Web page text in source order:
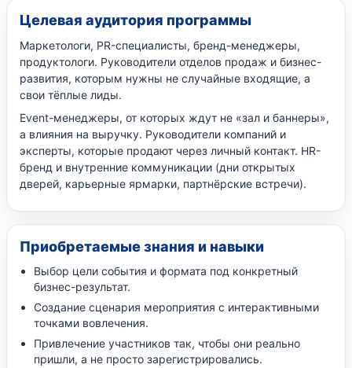
Целевая аудитория программы
Маркетологи, PR-специалисты, бренд-менеджеры,
продуктологи. Руководители отделов продаж и бизнес-
развития, которым нужны не случайные входящие, а
свои тёплые лиды.
Event-менеджеры, от которых ждут не «зал и баннеры»,
а влияния на выручку. Руководители компаний и
эксперты, которые продают через личный контакт. HR-
бренд и внутренние коммуникации (дни открытых
дверей, карьерные ярмарки, партнёрские встречи).
Приобретаемые знания и навыки
Выбор цели события и формата под конкретный
бизнес-результат.
Создание сценария мероприятия с интерактивными
точками вовлечения.
Привлечение участников так, чтобы они реально
пришли, а не просто зарегистрировались.